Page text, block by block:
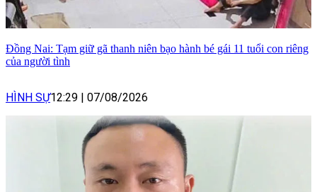
Đồng Nai: Tạm giữ gã thanh niên bạo hành bé gái 11 tuổi con riêng
của người tình
HÌNH SỰ12:29 | 07/08/2026